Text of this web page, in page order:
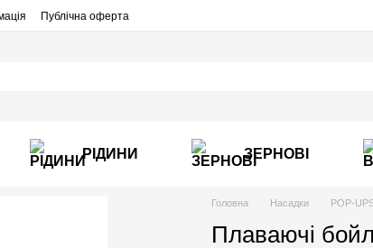
Публічна оферта
РІДИНИ ЗЕРНОВІ
Головна Насадки POP-
Плаваючі